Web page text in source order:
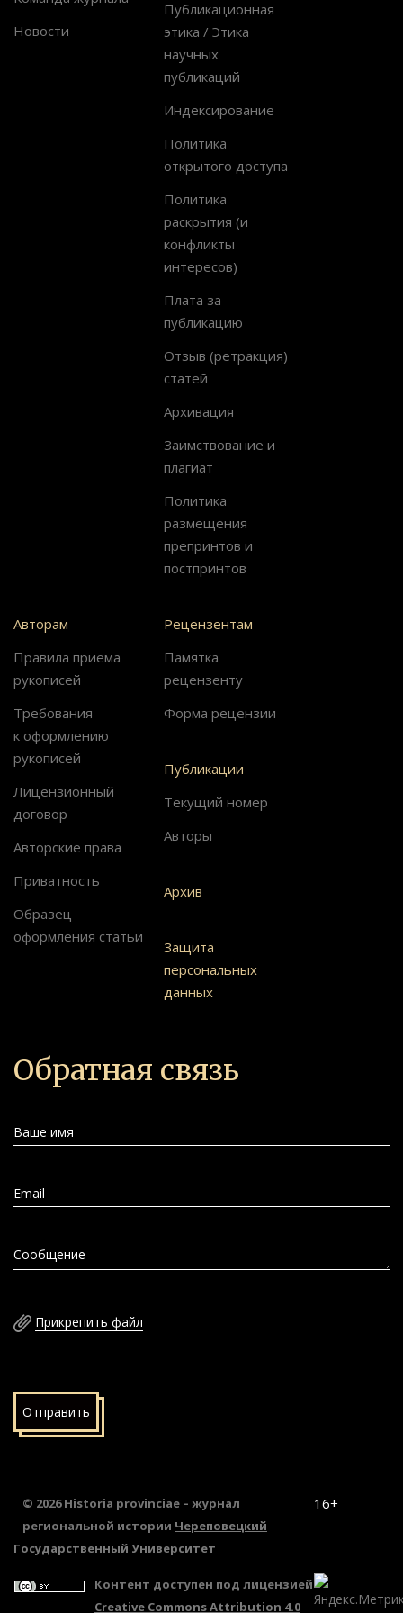
Новости
Публикационная
этика / Этика
научных
публикаций
Индексирование
Политика
открытого доступа
Политика
раскрытия (и
конфликты
интересов)
Плата за
публикацию
Отзыв (ретракция)
статей
Архивация
Заимствование и
плагиат
Политика
размещения
препринтов и
постпринтов
Авторам
Правила приема
рукописей
Требования
к оформлению
рукописей
Лицензионный
договор
Авторские права
Приватность
Образец
оформления статьи
Рецензентам
Памятка
рецензенту
Форма рецензии
Публикации
Текущий номер
Авторы
Архив
Защита
персональных
данных
Обратная связь
Ваше имя
Email
Сообщение
Прикрепить файл
Отправить
© 2026 Historia provinciae – журнал
региональной истории Череповецкий
Государственный Университет
16+
Контент доступен под лицензией
Creative Commons Attribution 4.0